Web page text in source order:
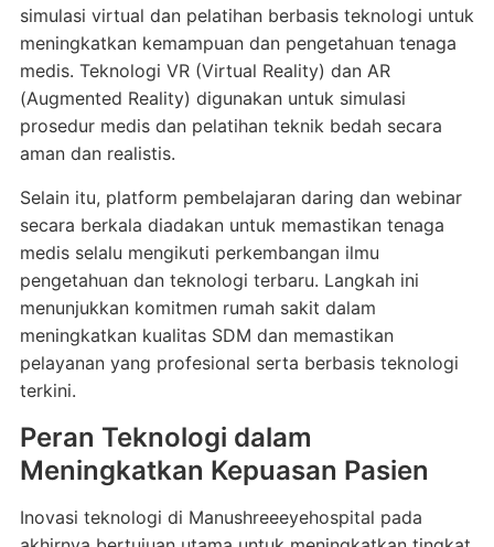
simulasi virtual dan pelatihan berbasis teknologi untuk
meningkatkan kemampuan dan pengetahuan tenaga
medis. Teknologi VR (Virtual Reality) dan AR
(Augmented Reality) digunakan untuk simulasi
prosedur medis dan pelatihan teknik bedah secara
aman dan realistis.
Selain itu, platform pembelajaran daring dan webinar
secara berkala diadakan untuk memastikan tenaga
medis selalu mengikuti perkembangan ilmu
pengetahuan dan teknologi terbaru. Langkah ini
menunjukkan komitmen rumah sakit dalam
meningkatkan kualitas SDM dan memastikan
pelayanan yang profesional serta berbasis teknologi
terkini.
Peran Teknologi dalam
Meningkatkan Kepuasan Pasien
Inovasi teknologi di Manushreeeyehospital pada